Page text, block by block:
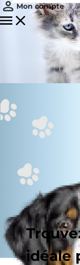
Mon compte
idéale